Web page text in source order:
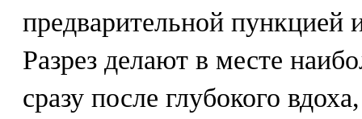
предварительной пункцией
Разрез делают в месте
сразу после глубокого